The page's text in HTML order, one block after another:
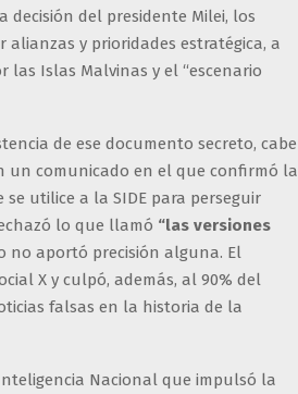
decisión del presidente Milei, los
y prioridades estratégica, a
las Islas Malvinas y el “escenario
de ese documento secreto, cabe
un comunicado en el que confirmó la
utilice a la SIDE para perseguir
lo que llamó “las versiones
no aportó precisión alguna. El
X y culpó, además, al 90% del
falsas en la historia de la
Nacional que impulsó la